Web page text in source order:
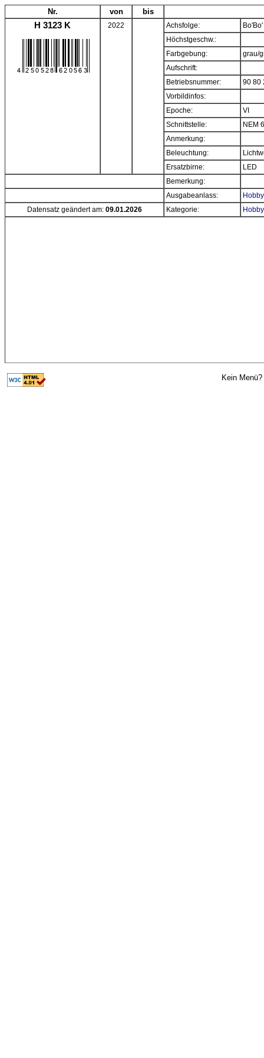
Nr. von bis
H 3123 K 2022 Achsfolge:
Bo'Bo'
Höchstgeschw.:
Farbgebung:
grau/
Aufschrift:
Betriebsnummer:
90 80
Vorbildinfos:
Epoche:
VI
Schnittstelle:
NEM
Anmerkung:
Beleuchtung:
Ersatzbirne:
LED
Bemerkung:
Ausgabeanlass:
Datensatz geändert am: 09.01.2026 Kategorie:
Kein